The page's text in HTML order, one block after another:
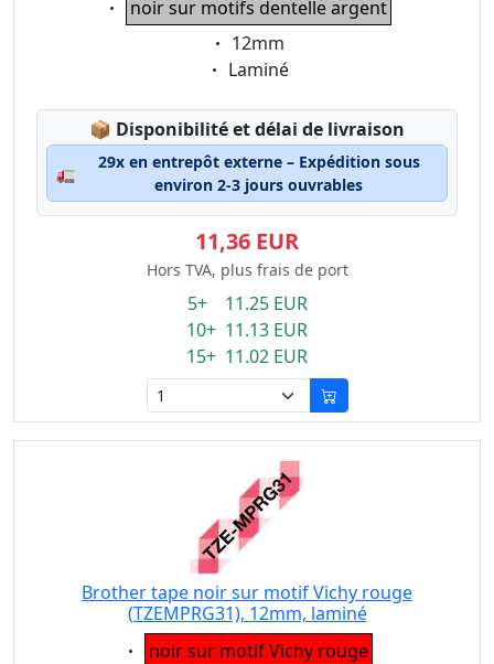
noir sur motifs dentelle argent
Eigenschaft:
12mm
Eigenschaft:
Laminé
📦 Lagerstatus:
Disponibilité et délai de livraison
🚛
29x en entrepôt externe – Expédition sous
environ 2-3 jours ouvrables
11,36 EUR
Hors TVA, plus frais de port
5+ 11.25 EUR
10+ 11.13 EUR
15+ 11.02 EUR
Brother tape noir sur motif Vichy rouge
(TZEMPRG31), 12mm, laminé
Eigenschaft:
noir sur motif Vichy rouge